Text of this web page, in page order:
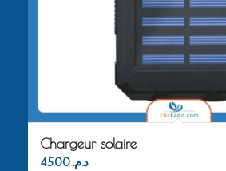
Chargeur solaire
د.م. 45.00